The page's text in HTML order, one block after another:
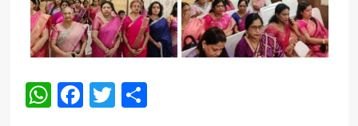
WhatsApp
Facebook
Twitter
Share